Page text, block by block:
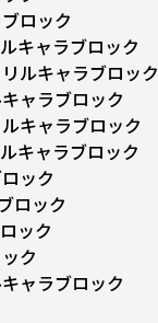
ロック
キャラブロック
ルキャラブロック
ャラブロック
キャラブロック
キャラブロック
ック
ロック
ック
ク
ャラブロック